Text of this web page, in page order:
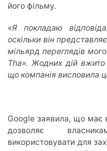
його фільму.
«Я покладаю
оскільки він
мільярд переглядів
Tha». Жодних дій
що компанія висловила
Google заявила, що має
дозволяє
використовувати для